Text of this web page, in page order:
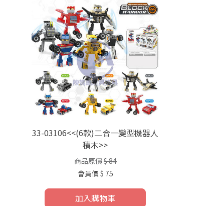
33-03106<<(6款)二合一變型機器人
積木>>
商品原價 $ 84
會員價 $ 75
加入購物車